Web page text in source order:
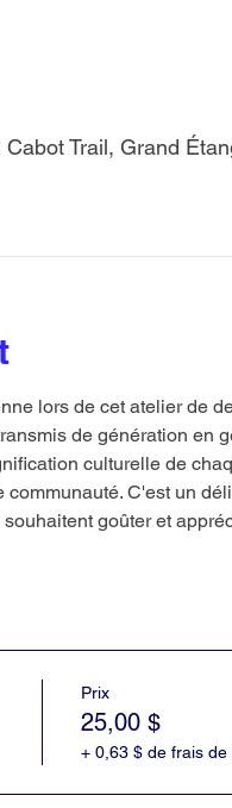
Trail, Grand
lors de cet atelier de
de génération en
culturelle de
C'est un
goûter et
Prix
25,00 $
+ 0,63 $ de frais de